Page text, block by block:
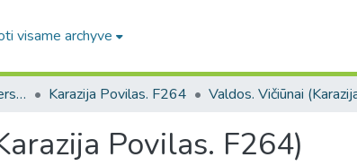
visame archyve
5.2. Asmenų rinkiniai / Personal collections Karazija Povilas. F264
Povilas. F264)